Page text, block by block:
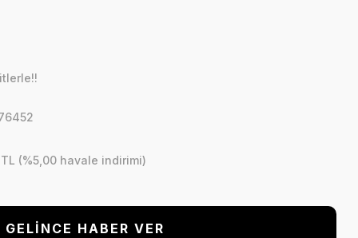
(%5,00 havale indirimi)
GELİNCE HABER VER